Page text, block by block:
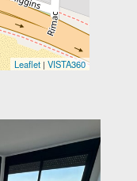
Leaflet | VISTA360